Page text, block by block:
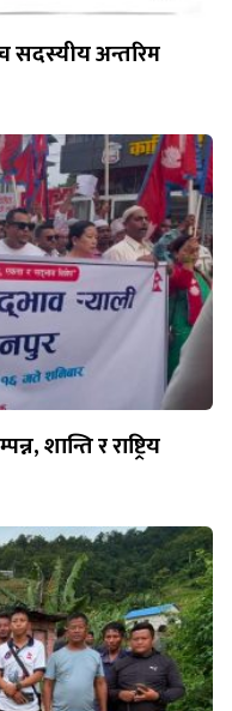
सदस्यीय अन्तरिम
शान्ति र राष्ट्रिय